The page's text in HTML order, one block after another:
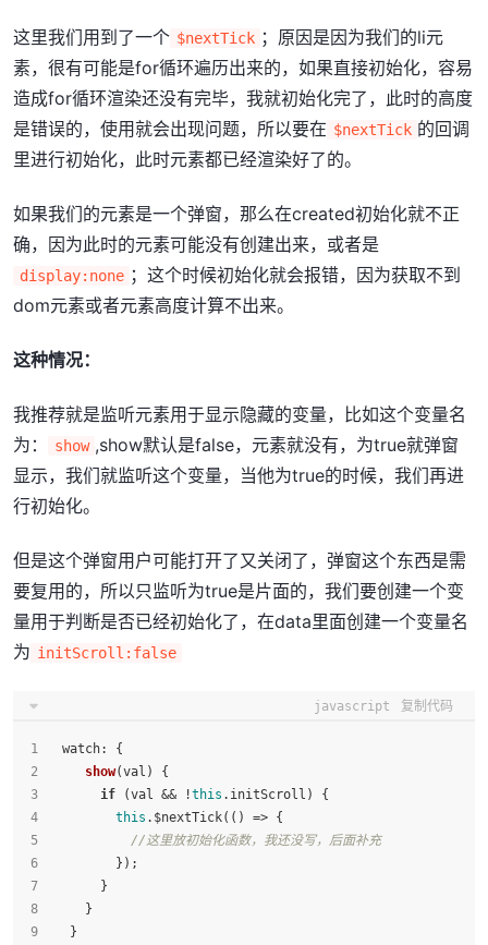
这里我们用到了一个 $nextTick ；原因是因为我们的li元
素，很有可能是for循环遍历出来的，如果直接初始化，容易
造成for循环渲染还没有完毕，我就初始化完了，此时的高度
是错误的，使用就会出现问题，所以要在 $nextTick 的回调
里进行初始化，此时元素都已经渲染好了的。
如果我们的元素是一个弹窗，那么在created初始化就不正
确，因为此时的元素可能没有创建出来，或者是
display:none ；这个时候初始化就会报错，因为获取不到
dom元素或者元素高度计算不出来。
这种情况：
我推荐就是监听元素用于显示隐藏的变量，比如这个变量名
为：
show ,show默认是false，元素就没有，为true就弹窗
显示，我们就监听这个变量，当他为true的时候，我们再进
行初始化。
但是这个弹窗用户可能打开了又关闭了，弹窗这个东西是需
要复用的，所以只监听为true是片面的，我们要创建一个变
量用于判断是否已经初始化了，在data里面创建一个变量名
为 initScroll:false
javascript 复制代码
watch: {
show(val ) {
if (val && !this . initScroll ) {
this .$nextTick( () => {
//这里放初始化函数，我还没写，后面补充
        });
      }
    }
  }